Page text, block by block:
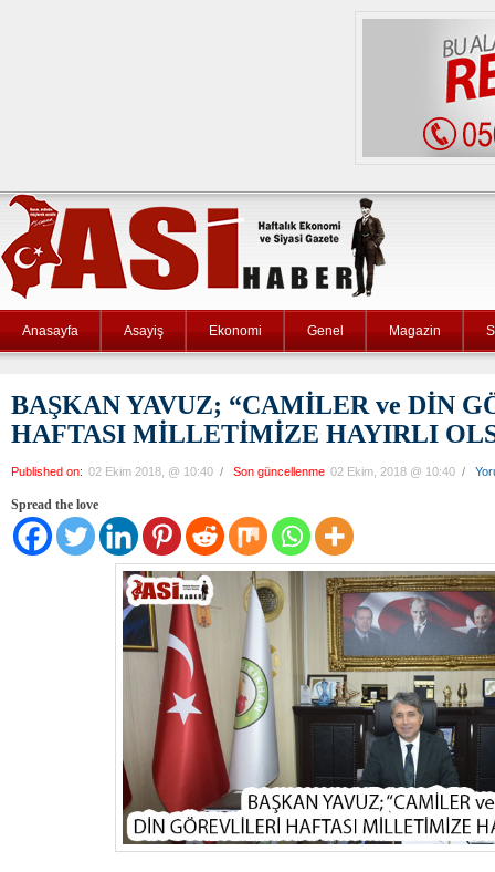
Anasayfa Asayiş Ekonomi Genel Magazin
BAŞKAN YAVUZ; “CAMİLER ve DİN
HAFTASI MİLLETİMİZE HAYIRLI
Published on: 02 Ekim 2018, @ 10:40 / Son güncellenme 02 Ekim, 2018 @ 10:40 /
Spread the love